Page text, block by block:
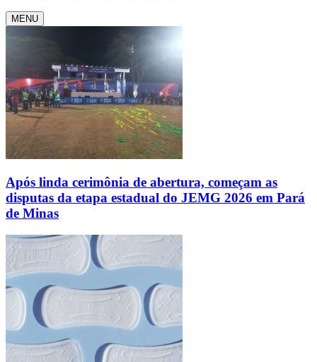
MENU
Após linda cerimônia de abertura, começam as
disputas da etapa estadual do JEMG 2026 em Pará
de Minas